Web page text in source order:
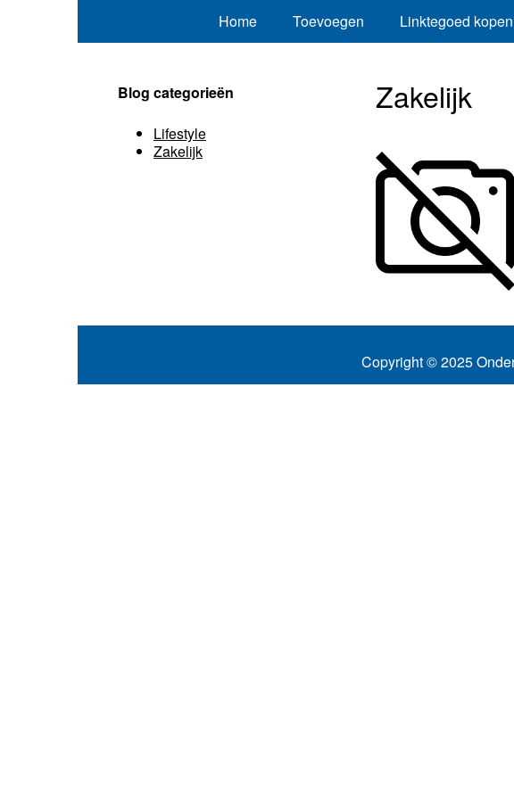
Home Toevoegen Linktegoed kopen
Zakelijk
Blog categorieën
Lifestyle
Zakelijk
Copyright © 2025